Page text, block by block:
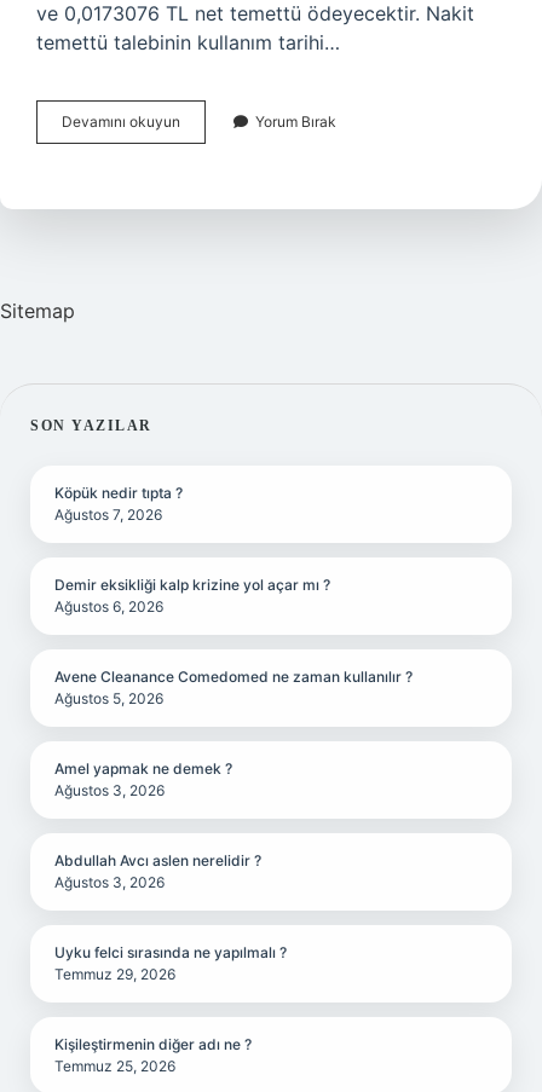
ve 0,0173076 TL net temettü ödeyecektir. Nakit
temettü talebinin kullanım tarihi…
Devamını okuyun
Hisse
Kaçı
Yorum Bırak
Sitemap
SIDEBAR
SON YAZILAR
Köpük nedir tıpta ?
Ağustos 7, 2026
Demir eksikliği kalp krizine yol açar mı ?
Ağustos 6, 2026
Avene Cleanance Comedomed ne zaman kullanılır ?
Ağustos 5, 2026
Amel yapmak ne demek ?
Ağustos 3, 2026
Abdullah Avcı aslen nerelidir ?
Ağustos 3, 2026
Uyku felci sırasında ne yapılmalı ?
Temmuz 29, 2026
Kişileştirmenin diğer adı ne ?
Temmuz 25, 2026